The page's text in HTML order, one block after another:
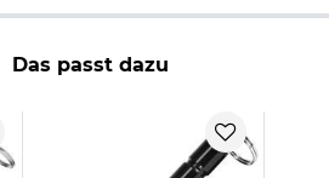
Das passt dazu